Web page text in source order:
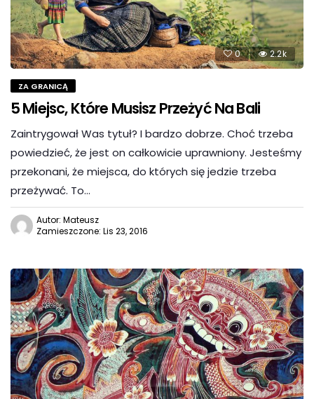
0 2.2k
ZA GRANICĄ
5 Miejsc, Które Musisz Przeżyć Na Bali
Zaintrygował Was tytuł? I bardzo dobrze. Choć trzeba
powiedzieć, że jest on całkowicie uprawniony. Jesteśmy
przekonani, że miejsca, do których się jedzie trzeba
przeżywać. To…
Autor: Mateusz
Zamieszczone: Lis 23, 2016